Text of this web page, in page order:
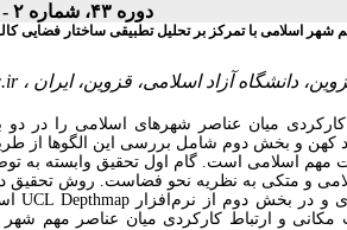
دوره ۴۳، شماره ۲ - ( تابستان ۱۴۰۱ )
با تمرکز بر تحلیل تطبیقی ساختار فضایی کالبدی پایتخت‌های
دانشگاه آزاد اسلامی، قزوین، ایران ،
میان عناصر شهرهای اسلامی را در
کهن و بخش دوم شامل بررسی این الگوها از
زمانی ۲۰ ساله از ۹ پایتخت مهم اسلامی است. گام اول
۹ شهر مهم اسلامی و متکی به نظریه نحو فضاست.
و در بخش دوم از نرم‌افزارUCL Depthmap
و ارتباط کارکردی میان عناصر مهم شهر